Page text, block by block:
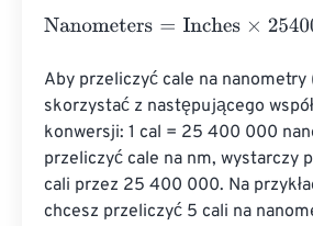
Nanometers= Inches×25400000
Aby przeliczyć cale na nanometry
skorzystać z następującego
konwersji: 1 cal = 25 400 000
przeliczyć cale na nm, wystarczy
cali przez 25 400 000. Na
chcesz przeliczyć 5 cali na